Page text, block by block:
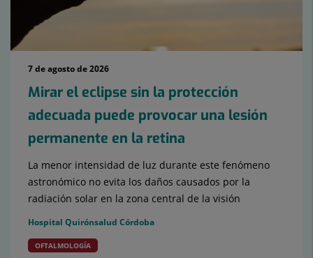
7 de agosto de 2026
Mirar el eclipse sin la protección
adecuada puede provocar una lesión
permanente en la retina
La menor intensidad de luz durante este fenómeno
astronómico no evita los daños causados por la
radiación solar en la zona central de la visión
Hospital Quirónsalud Córdoba
OFTALMOLOGÍA